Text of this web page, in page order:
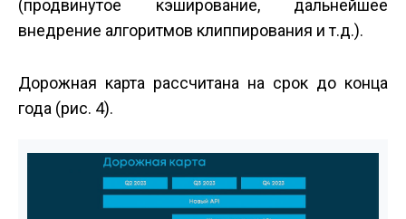
(продвинутое кэширование, дальнейшее
внедрение алгоритмов клиппирования и т.д.).
Дорожная карта рассчитана на срок до конца
года (рис. 4).